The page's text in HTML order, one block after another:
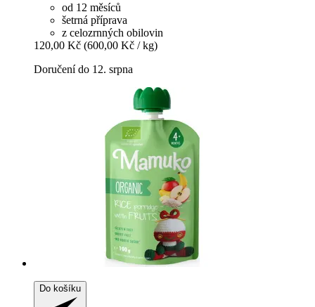
od 12 měsíců
šetrná příprava
z celozrnných obilovin
120,00 Kč (600,00 Kč / kg)
Doručení do 12. srpna
Do košíku